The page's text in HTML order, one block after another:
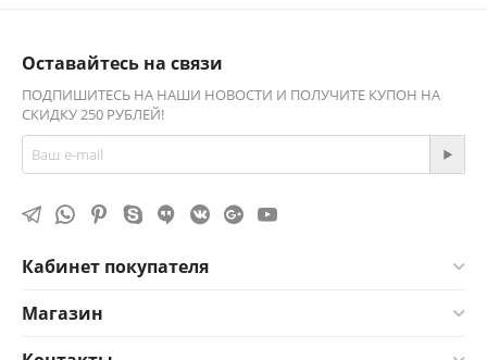
Оставайтесь на связи
ПОДПИШИТЕСЬ НА НАШИ НОВОСТИ И ПОЛУЧИТЕ КУПОН НА
СКИДКУ 250 РУБЛЕЙ!
Кабинет покупателя
Магазин